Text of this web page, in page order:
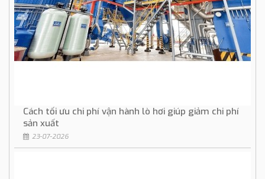
Cách tối ưu chi phí vận hành lò hơi giúp giảm chi phí
sản xuất
23-07-2026